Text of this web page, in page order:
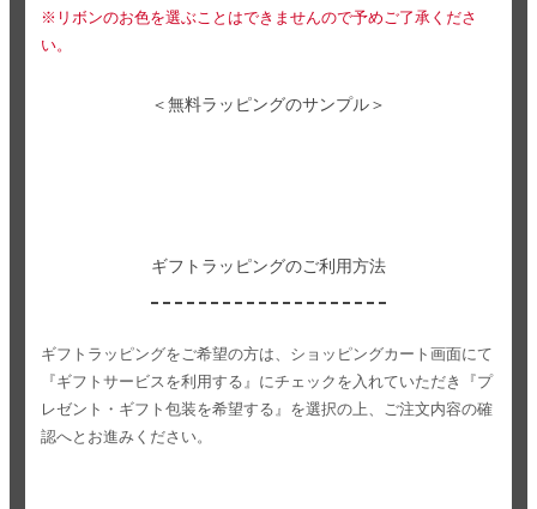
※リボンのお色を選ぶことはできませんので予めご了承くださ
い。
＜無料ラッピングのサンプル＞
ギフトラッピングのご利用方法
ギフトラッピングをご希望の方は、ショッピングカート画面にて
『ギフトサービスを利用する』にチェックを入れていただき
『プ
レゼント・ギフト包装を希望する』を選択の上、ご注文内容の確
認へとお進みください。